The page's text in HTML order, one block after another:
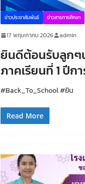
ข่าวประชาสัมพันธ์ ข่าวสารการศึกษา
17 พฤษภาคม 2026 admin
ยินดีต้อนรับลูกๆ
ภาคเรียนที่ 1 ปีก
#Back_To_School #ยิน
Read More